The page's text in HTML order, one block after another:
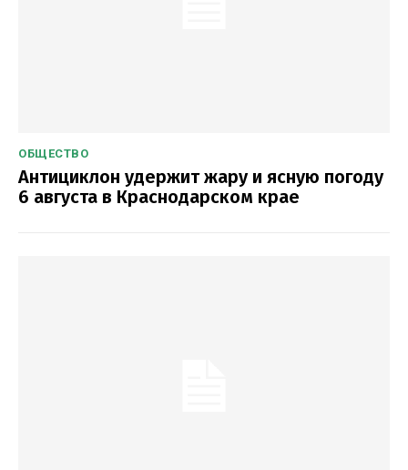
ОБЩЕСТВО
Антициклон удержит жару и ясную погоду
6 августа в Краснодарском крае